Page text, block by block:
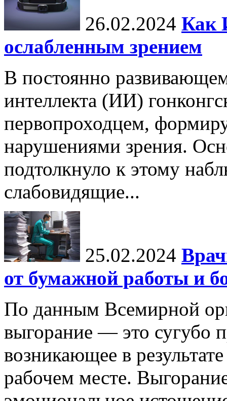
26.02.2024 Как
ослабленным зрением
В постоянно
интеллекта (ИИ)
первопроходцем,
нарушениями зрения.
подтолкнуло к этому
слабовидящие...
25.02.2024
от бумажной работы и
По данным Всемирной
выгорание — это сугубо
возникающее в
рабочем месте.